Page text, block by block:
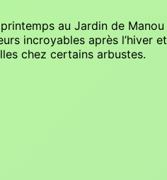
au Jardin de Manou
incroyables après l’hiver et
chez certains arbustes.